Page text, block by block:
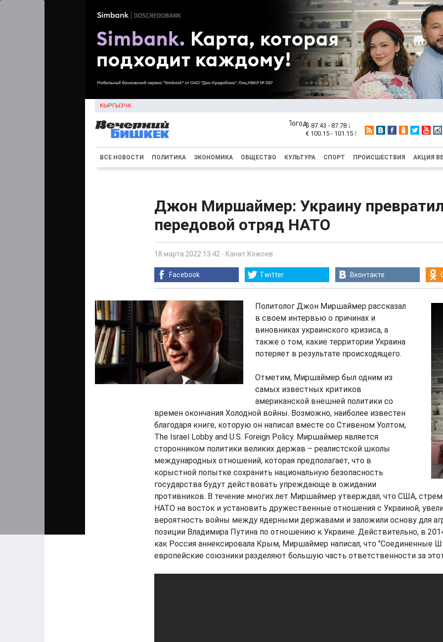
КЫРГЫЗЧА
$ 87.43 - 87.78
€ 100.15 - 101.15
ВСЕ НОВОСТИ ПОЛИТИКА ЭКОНОМИКА ОБЩЕСТВО КУЛЬТУРА СПОРТ ПРОИСШЕСТВИЯ АКЦИЯ
Джон Миршаймер: Украину
передовой отряд НАТО
18 марта 2022 13:42 - Канат Кожоев
Facebook Twitter Вконтакте
Политолог Джон Миршаймер рассказал
в своем интервью о причинах и
виновниках украинского кризиса, а
также о том, какие территории Украина
потеряет в результате происходящего.
Отметим, Миршаймер был одним из
самых известных критиков
американской внешней политики со
времен окончания Холодной войны. Возможно, наиболее известен
благодаря книге, которую он написал вместе со Стивеном Уолтом,
The Israel Lobby and U.S. Foreign Policy. Миршаймер является
сторонником политики великих держав – реалистской школы
международных отношений, которая предполагает, что в
корыстной попытке сохранить национальную безопасность
государства будут действовать упреждающе в ожидании
противников. В течение многих лет Миршаймер утверждал, что США,
НАТО на восток и установить дружественные отношения с Украиной,
вероятность войны между ядерными державами и заложили основу для
позиции Владимира Путина по отношению к Украине. Действительно, в
как Россия аннексировала Крым, Миршаймер написал, что "Соединенные
европейские союзники разделяют большую часть ответственности за